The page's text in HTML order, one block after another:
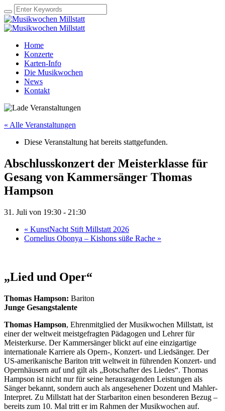
Home
Konzerte
Karten-Info
Die Musikwochen
News
Kontakt
« Alle Veranstaltungen
Diese Veranstaltung hat bereits stattgefunden.
Abschlusskonzert der Meisterklasse für
Gesang von Kammersänger Thomas
Hampson
31. Juli von 19:30 - 21:30
« KunstNacht Stift Millstatt 2026
Cornelius Obonya – Kishons süße Rache »
„Lied und Oper“
Thomas Hampson: Bariton
Junge Gesangstalente
Thomas Hampson, Ehrenmitglied der Musikwochen Millstatt, ist
einer der weltweit meistgefragten Pädagogen und Lehrer für
Meisterkurse. Der Kammersänger blickt auf eine einzigartige
internationale Karriere als Opern-, Konzert- und Liedsänger. Der
US-amerikanische Bariton tritt weltweit in führenden Konzert- und
Opernhäusern auf und gilt als „Botschafter des Liedes“. Thomas
Hampson ist nicht nur für seine herausragenden Leistungen als
Sänger bekannt, sondern auch als angesehener Dozent und Mahler-
Interpret. Zu Millstatt hat der Starbariton einen besonderen Bezug –
bereits zum 10. Mal tritt er im Rahmen der Musikwochen auf.